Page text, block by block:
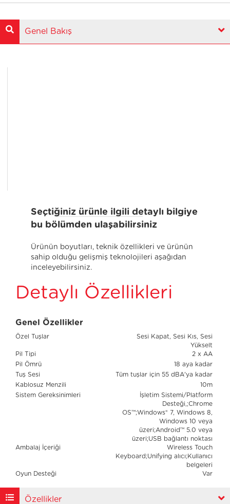
Genel Bakış
Seçtiğiniz ürünle ilgili detaylı bilgiye
bu bölümden ulaşabilirsiniz
Ürünün boyutları, teknik özellikleri ve ürünün
sahip olduğu gelişmiş teknolojileri aşağıdan
inceleyebilirsiniz.
Detaylı Özellikleri
Genel Özellikler
Özel Tuşlar
Sesi Kapat, Sesi Kıs, Sesi
Yükselt
Pil Tipi
2 x AA
Pil Ömrü
18 aya kadar
Tuş Sesi
Tüm tuşlar için 55 dBA'ya kadar
Kablosuz Menzili
10m
Sistem Gereksinimleri
İşletim Sistemi/Platform
Desteği,;Chrome
OS™;Windows® 7, Windows 8,
Windows 10 veya
üzeri;Android™ 5.0 veya
üzeri;USB bağlantı noktası
Ambalaj İçeriği
Wireless Touch
Keyboard;Unifying alıcı;Kullanıcı
belgeleri
Oyun Desteği
Var
Özellikler